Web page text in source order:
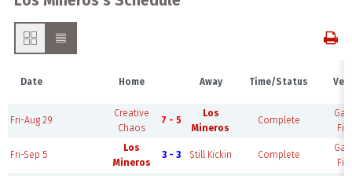
Date Home Away Time/Status
Fri-Aug 29
Creative
Chaos
7 - 5
Los
Mineros
Complete
Fri-Sep 5
Los
Mineros
3 - 3 Still Kickin Complete